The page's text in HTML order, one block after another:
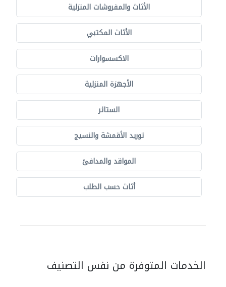
الأثاث والمفروشات المنزلية
الأثاث المكتبي
الاكسسوارات
الأجهزة المنزلية
الستائر
توريد الأقمشة والنسيج
المواقد والمدافئ
أثاث حسب الطلب
الخدمات المتوفرة من نفس التصنيف